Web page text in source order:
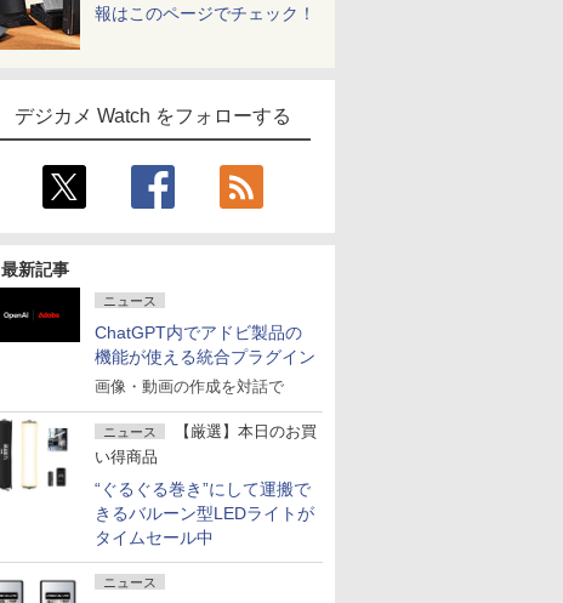
報はこのページでチェック！
デジカメ Watch をフォローする
最新記事
ニュース
ChatGPT内でアドビ製品の
機能が使える統合プラグイン
画像・動画の作成を対話で
ニュース
【厳選】本日のお買
い得商品
“ぐるぐる巻き”にして運搬で
きるバルーン型LEDライトが
タイムセール中
ニュース